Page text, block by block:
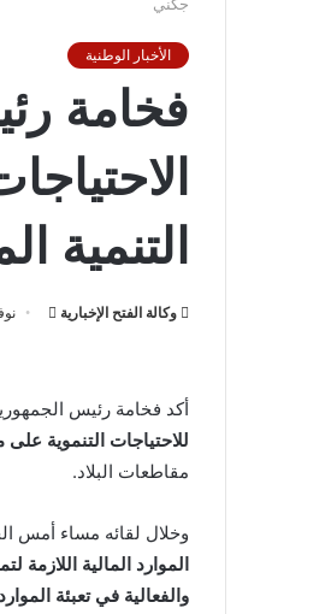
الأخبار الوطنية
فخامة
التنمية
وكالة الفتح الإخبارية
أرسل
أكد فخامة رئيس
للاحتياجات التنموية
مقاطعات البلاد.
وخلال لقائه مساء أمس
الموارد المالية اللازمة
والفعالية في تعبئة